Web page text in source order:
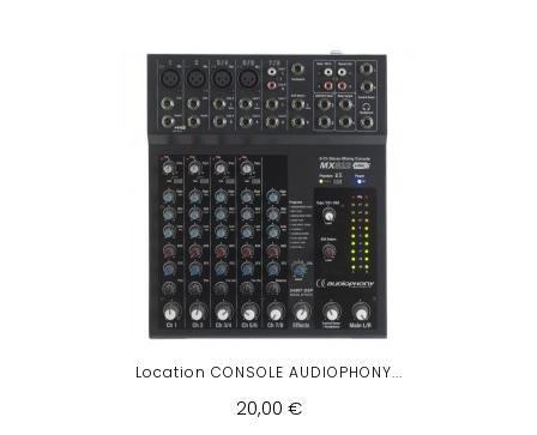
Location CONSOLE AUDIOPHONY...
20,00 €